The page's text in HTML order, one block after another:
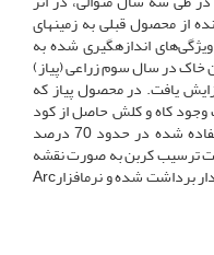
از محصول قبلی به زمین­­های
اندازه­گیری شده به
در سال سوم زراعی (پیاز)
افزایش یافت. در محصول پیاز که
کاه و کلش حاصل از کود
آلی در حدود 30 درصد و کود دامی استفاده شده در حدود 70 درصد
ترسیب کربن به صورت نقشه
برای هر دو محصول با کمک داده‌های مکان­دار برداشت شده و نرم­افزارArc